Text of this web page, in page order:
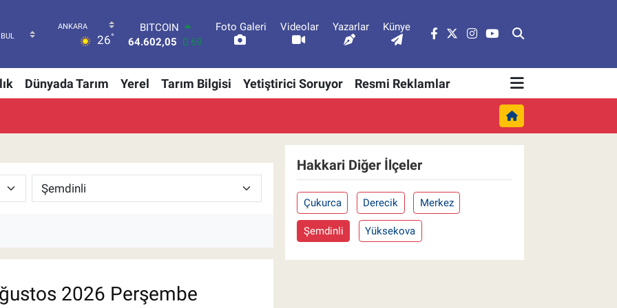
26°
BITCOIN
64.602,05 0.69
47,5986 0.06
EURO
55,0700 0.1
Foto Galeri Videolar Yazarlar Künye
Dünyada Tarım Yerel Tarım Bilgisi Yetiştirici Soruyor Resmi Reklamlar
2026 Perşembe
Hakkari Diğer İlçeler
Çukurca Derecik Merkez
Şemdinli Yüksekova